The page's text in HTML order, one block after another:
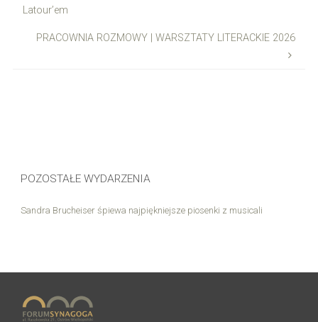
Latour’em
PRACOWNIA ROZMOWY | WARSZTATY LITERACKIE 2026
POZOSTAŁE WYDARZENIA
Sandra Brucheiser śpiewa najpiękniejsze piosenki z musicali